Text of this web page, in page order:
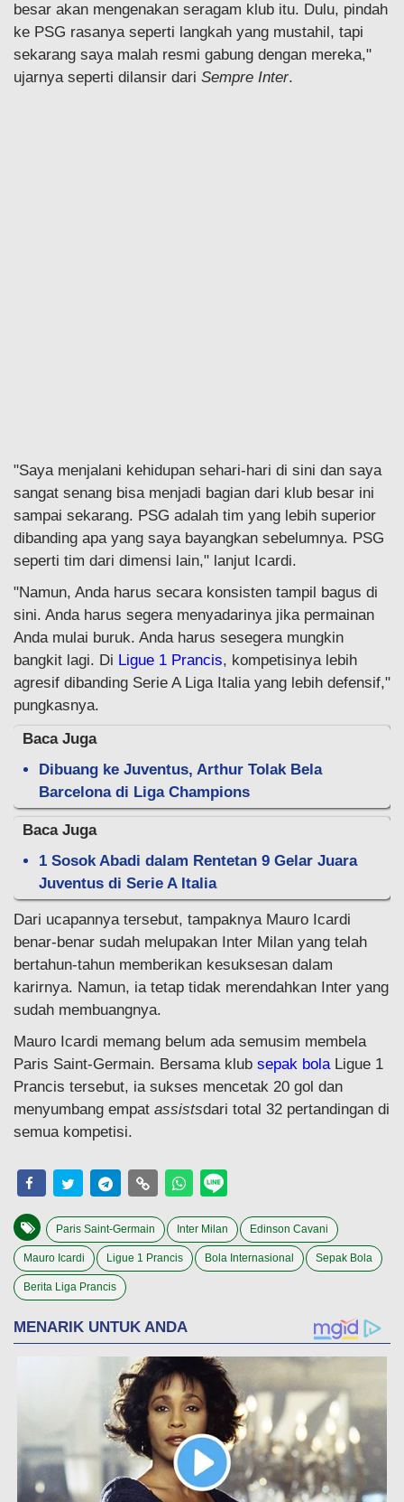
besar akan mengenakan seragam klub itu. Dulu, pindah
ke PSG rasanya seperti langkah yang mustahil, tapi
sekarang saya malah resmi gabung dengan mereka,"
ujarnya seperti dilansir dari Sempre Inter.
"Saya menjalani kehidupan sehari-hari di sini dan saya
sangat senang bisa menjadi bagian dari klub besar ini
sampai sekarang. PSG adalah tim yang lebih superior
dibanding apa yang saya bayangkan sebelumnya. PSG
seperti tim dari dimensi lain," lanjut Icardi.
"Namun, Anda harus secara konsisten tampil bagus di
sini. Anda harus segera menyadarinya jika permainan
Anda mulai buruk. Anda harus sesegera mungkin
bangkit lagi. Di Ligue 1 Prancis, kompetisinya lebih
agresif dibanding Serie A Liga Italia yang lebih defensif,"
pungkasnya.
Baca Juga
Dibuang ke Juventus, Arthur Tolak Bela
Barcelona di Liga Champions
Baca Juga
1 Sosok Abadi dalam Rentetan 9 Gelar Juara
Juventus di Serie A Italia
Dari ucapannya tersebut, tampaknya Mauro Icardi
benar-benar sudah melupakan Inter Milan yang telah
bertahun-tahun memberikan kesuksesan dalam
karirnya. Namun, ia tetap tidak merendahkan Inter yang
sudah membuangnya.
Mauro Icardi memang belum ada semusim membela
Paris Saint-Germain. Bersama klub sepak bolaLigue 1
Prancis tersebut, ia sukses mencetak 20 gol dan
menyumbang empat assistsdari total 32 pertandingan di
semua kompetisi.
Paris Saint-Germain Inter Milan Edinson Cavani
Mauro Icardi Ligue 1 Prancis Bola Internasional Sepak Bola
Berita Liga Prancis